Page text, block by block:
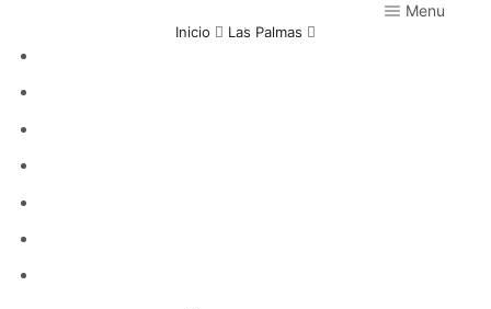
Menu
Inicio Las Palmas